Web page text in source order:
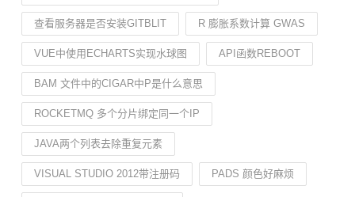
查看服务器是否安装GITBLIT R 膨胀系数计算 GWAS
VUE中使用ECHARTS实现水球图 API函数REBOOT
BAM 文件中的CIGAR中P是什么意思
ROCKETMQ 多个分片绑定同一个IP
JAVA两个列表去除重复元素
VISUAL STUDIO 2012带注册码 PADS 颜色好麻烦